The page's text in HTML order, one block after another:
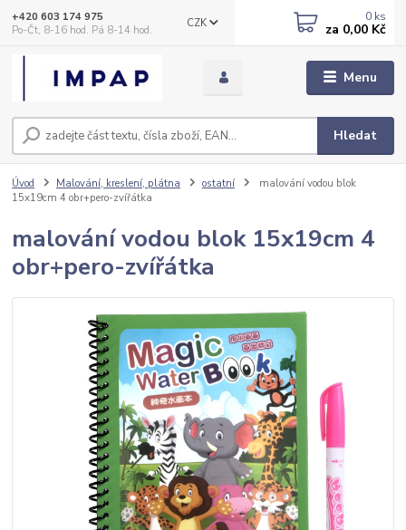
Menu
CZK
Hledat
+420 603 174 975
Po-Čt, 8-16 hod. Pá 8-14 hod.
0 ks
za 0,00 Kč
Úvod Malování, kreslení, plátna ostatní
malování vodou blok
15x19cm 4 obr+pero-zvířátka
malování vodou blok 15x19cm 4
obr+pero-zvířátka